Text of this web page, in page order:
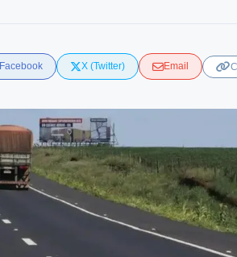
Facebook X (Twitter) Email